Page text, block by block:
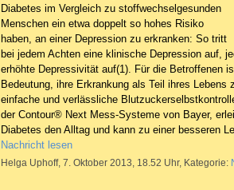
Diabetes im Vergleich zu stoffwechselgesunden
Menschen ein etwa doppelt so hohes Risiko
haben, an einer Depression zu erkranken: So tritt
bei jedem Achten eine klinische Depression auf,
erhöhte Depressivität auf(1). Für die Betroffenen
Bedeutung, ihre Erkrankung als Teil ihres Lebens
einfache und verlässliche
der Contour® Next Mess-Systeme von Bayer,
Diabetes den Alltag und kann zu einer besseren
Nachricht lesen
Helga Uphoff, 7. Oktober 2013, 18.52 Uhr, Kategorie: